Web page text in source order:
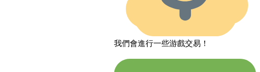
我們會進行一些游戲交易！